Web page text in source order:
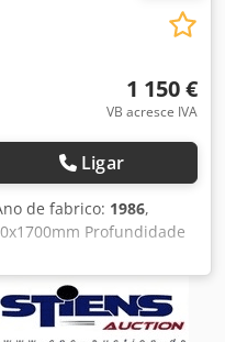
1 150 €
VB acresce IVA
Ligar
de fabrico: 1986,
Profundidade
máxima da peça:
da mesa:
rpm. (12 níveis de
de velocidade